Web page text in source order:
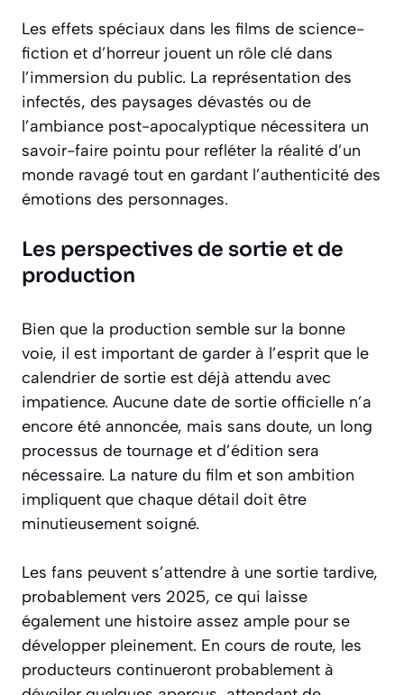
Les effets spéciaux dans les films de science-
fiction et d’horreur jouent un rôle clé dans
l’immersion du public. La représentation des
infectés, des paysages dévastés ou de
l’ambiance post-apocalyptique nécessitera un
savoir-faire pointu pour refléter la réalité d’un
monde ravagé tout en gardant l’authenticité des
émotions des personnages.
Les perspectives de sortie et de
production
Bien que la production semble sur la bonne
voie, il est important de garder à l’esprit que le
calendrier de sortie est déjà attendu avec
impatience. Aucune date de sortie officielle n’a
encore été annoncée, mais sans doute, un long
processus de tournage et d’édition sera
nécessaire. La nature du film et son ambition
impliquent que chaque détail doit être
minutieusement soigné.
Les fans peuvent s’attendre à une sortie tardive,
probablement vers 2025, ce qui laisse
également une histoire assez ample pour se
développer pleinement. En cours de route, les
producteurs continueront probablement à